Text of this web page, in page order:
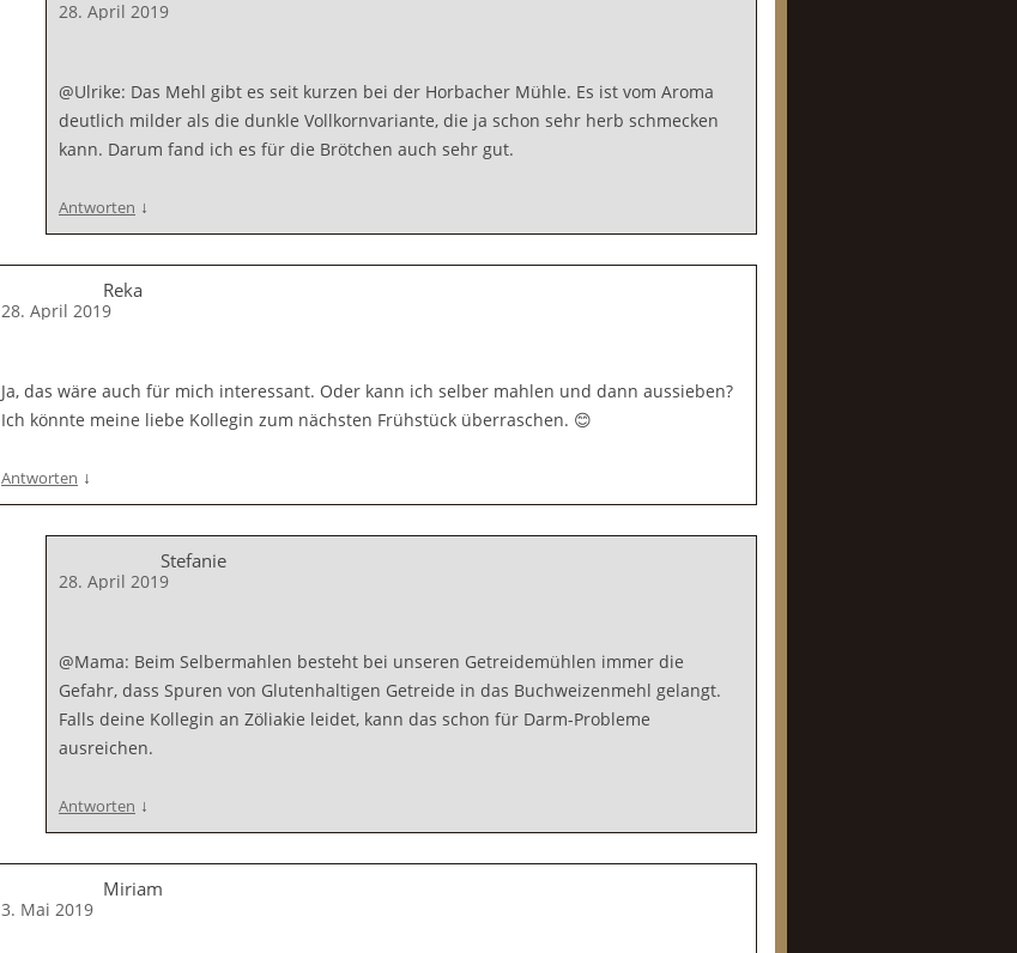
28. April 2019
@Ulrike: Das Mehl gibt es seit kurzen bei der Horbacher Mühle. Es ist vom Aroma
deutlich milder als die dunkle Vollkornvariante, die ja schon sehr herb schmecken
kann. Darum fand ich es für die Brötchen auch sehr gut.
Antworten ↓
Reka
28. April 2019
Ja, das wäre auch für mich interessant. Oder kann ich selber mahlen und dann aussieben?
Ich könnte meine liebe Kollegin zum nächsten Frühstück überraschen. 😊
Antworten ↓
Stefanie
28. April 2019
@Mama: Beim Selbermahlen besteht bei unseren Getreidemühlen immer die
Gefahr, dass Spuren von Glutenhaltigen Getreide in das Buchweizenmehl gelangt.
Falls deine Kollegin an Zöliakie leidet, kann das schon für Darm-Probleme
ausreichen.
Antworten ↓
Miriam
3. Mai 2019